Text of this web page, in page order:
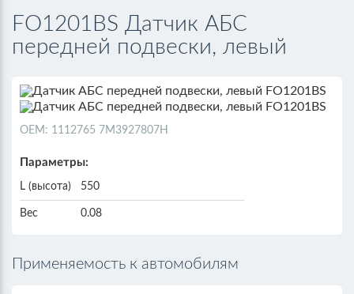
FO1201BS Датчик АБС
передней подвески, левый
ОЕМ: 1112765 7M3927807H
Параметры:
L (высота) 550
Вес 0.08
Применяемость к автомобилям